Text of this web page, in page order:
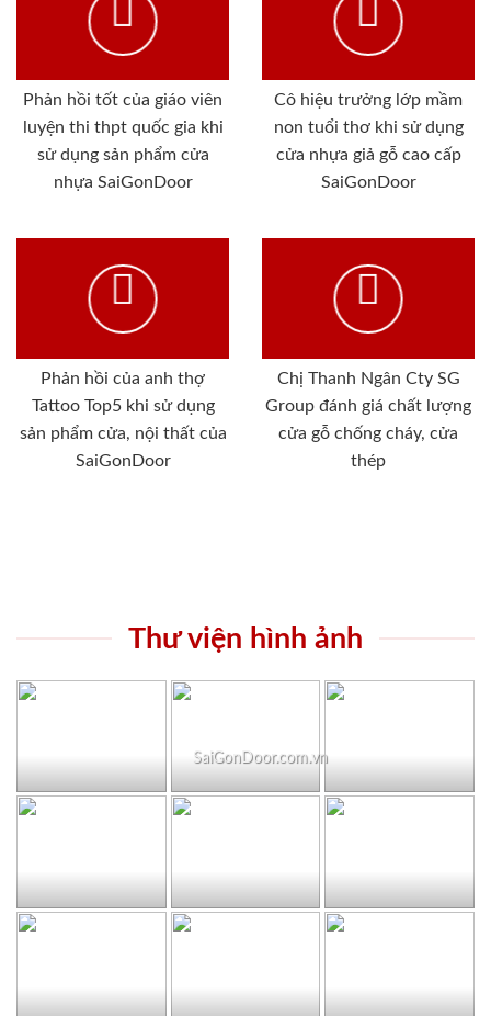
Phản hồi tốt của giáo viên
luyện thi thpt quốc gia khi
sử dụng sản phẩm cửa
nhựa SaiGonDoor
Cô hiệu trưởng lớp mầm
non tuổi thơ khi sử dụng
cửa nhựa giả gỗ cao cấp
SaiGonDoor
Phản hồi của anh thợ
Tattoo Top5 khi sử dụng
sản phẩm cửa, nội thất của
SaiGonDoor
Chị Thanh Ngân Cty SG
Group đánh giá chất lượng
cửa gỗ chống cháy, cửa
thép
Thư viện hình ảnh
SaiGonDoor.com.vn